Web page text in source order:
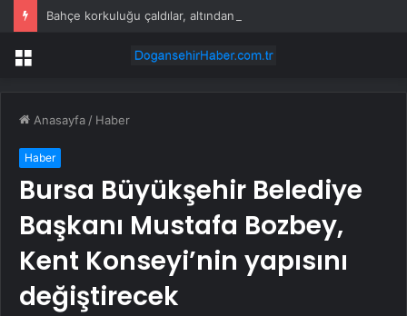
Menü
Anasayfa / Haber
Haber
Bursa Büyükşehir Belediye
Başkanı Mustafa Bozbey,
Kent Konseyi’nin yapısını
değiştirecek